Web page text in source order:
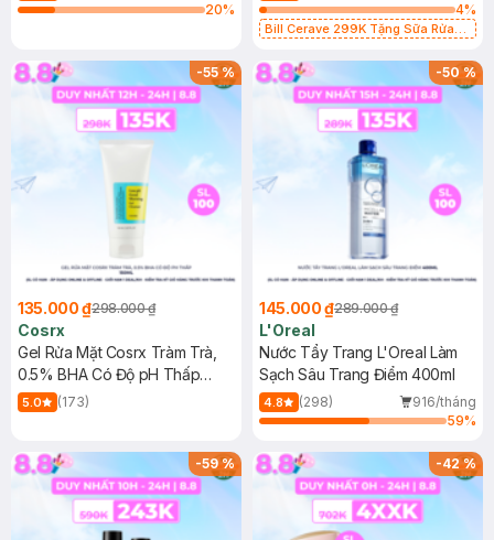
20%
4%
Bill Cerave 299K Tặng Sữa Rửa
-55%
135.000 ₫298.000 ₫
Cosrx
Gel Rửa Mặt Cosrx Tràm Trà,
0.5% BHA Có Độ pH Thấp
150ml
5.0 (173)
-50%
145.000 ₫289.000 ₫
L'Oreal
Nước Tẩy Trang L'Oreal Làm
Sạch Sâu Trang Điểm 400ml
4.8 (298)
916/tháng
59%
-59% -42%